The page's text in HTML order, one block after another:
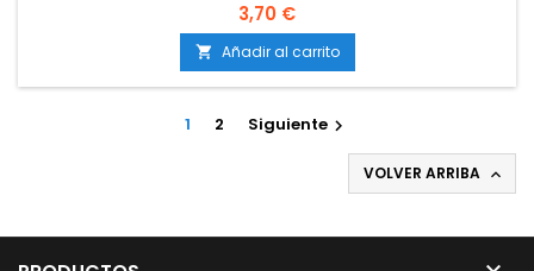
3,70 €
 Añadir al carrito
1 2 Siguiente 
VOLVER ARRIBA 